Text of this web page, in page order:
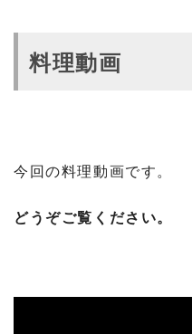
料理動画
今回の料理動画です。
どうぞご覧ください。